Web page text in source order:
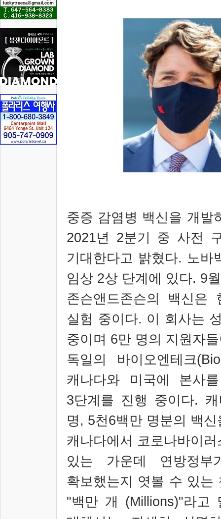
중증 감염병 백신을 개발
2021년 2분기 중 사전
기대한다고 밝혔다. 노바
임상 2상 단계에 있다. 9
존슨앤드존슨의 백신은
실험 중이다. 이 회사는
중이며 6만 명의 지원자
독일의 바이오엔테크
캐나다와 미국에 본사
3단계를 진행 중이다.
명, 5천6백만 명분의 백
캐나다에서 코로나바이러
있는 가운데 연방정
확보했는지 엿볼 수 있는
"백만 개 (Millions)"라고